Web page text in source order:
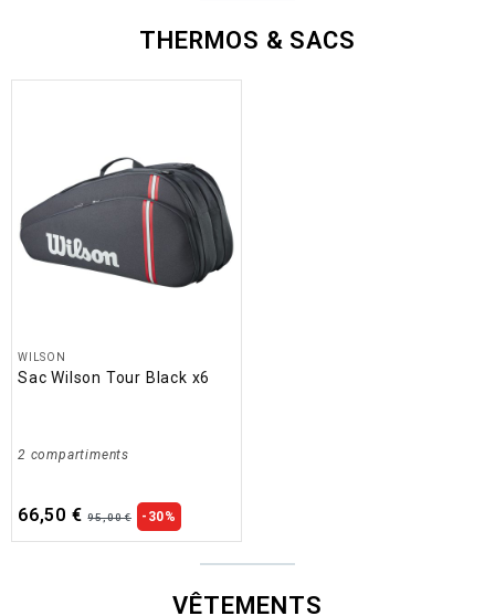
THERMOS & SACS
WILSON
Sac Wilson Tour Black x6
2 compartiments
66,50 € 95,00 € -30%
VÊTEMENTS